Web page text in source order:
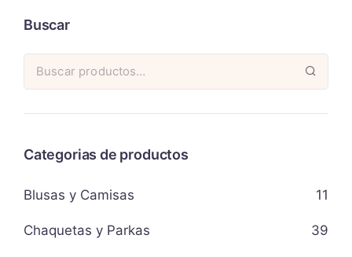
Buscar
Categorias de productos
Blusas y Camisas 11
Chaquetas y Parkas 39